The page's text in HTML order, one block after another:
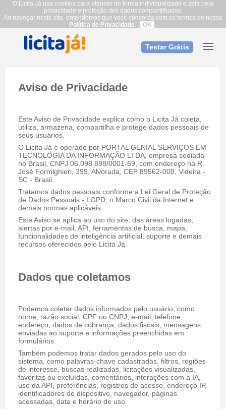
O Licita Já usa cookies para atender de forma individualizada e zela pela
privacidade e proteção dos dados compartilhados.
Ao navegar neste site, entendemos que você concorda com os termos de nossa
Política de Privacidade. OK
Testar Grátis
Aviso de Privacidade
Este Aviso de Privacidade explica como o Licita Já coleta,
utiliza, armazena, compartilha e protege dados pessoais de
seus usuários.
O Licita Já é operado por PORTAL GENIAL SERVIÇOS EM
TECNOLOGIA DA INFORMAÇÃO LTDA, empresa sediada
no Brasil, CNPJ 06.098.898/0001-69, com endereço na R.
José Formighieri, 399, Alvorada, CEP 89562-008, Videira -
SC - Brasil.
Tratamos dados pessoais conforme a Lei Geral de Proteção
de Dados Pessoais - LGPD, o Marco Civil da Internet e
demais normas aplicáveis.
Este Aviso se aplica ao uso do site, das áreas logadas,
alertas por e-mail, API, ferramentas de busca, mapa,
funcionalidades de inteligência artificial, suporte e demais
recursos oferecidos pelo Licita Já.
Dados que coletamos
Podemos coletar dados informados pelo usuário, como
nome, razão social, CPF ou CNPJ, e-mail, telefone,
endereço, dados de cobrança, dados fiscais, mensagens
enviadas ao suporte e informações preenchidas em
formulários.
Também podemos tratar dados gerados pelo uso do
sistema, como palavras-chave cadastradas, filtros, regiões
de interesse, buscas realizadas, licitações visualizadas,
favoritas ou excluídas, comentários, interações com a IA,
uso da API, preferências, registros de acesso, endereço IP,
identificadores de dispositivo, navegador, páginas
acessadas, data e horário de uso.